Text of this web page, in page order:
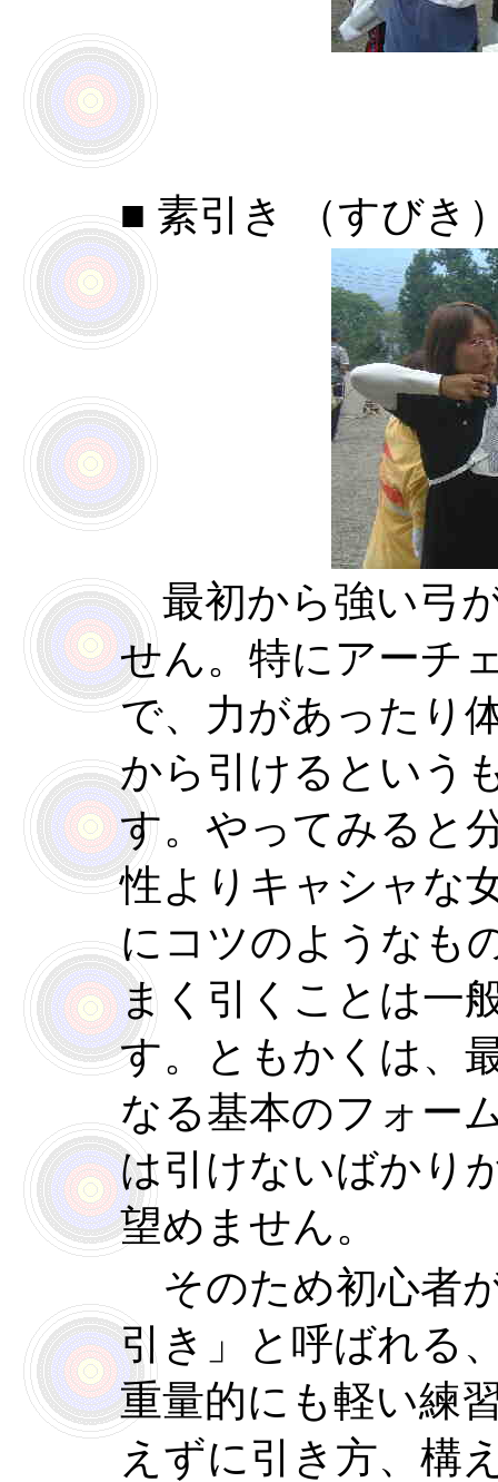
■ 素引き （すびき
最初から強い弓
せん。特にアーチ
で、力があったり
から引けるという
す。やってみると
性よりキャシャな
にコツのようなも
まく引くことは一
す。ともかくは、
なる基本のフォー
は引けないばかり
望めません。
そのため初心者
引き」と呼ばれる
重量的にも軽い練
えずに引き方、構